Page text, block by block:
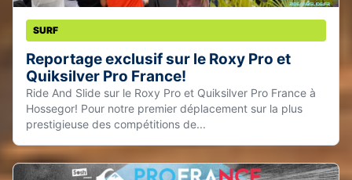
SURF
Reportage exclusif sur le Roxy Pro et
Quiksilver Pro France!
Ride And Slide sur le Roxy Pro et Quiksilver Pro France à
Hossegor! Pour notre premier déplacement sur la plus
prestigieuse des compétitions de...